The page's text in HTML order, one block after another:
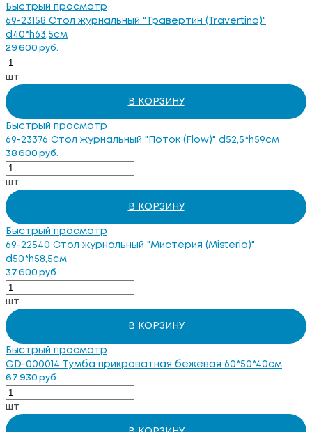
Быстрый просмотр
69-23158 Стол журнальный "Травертин (Travertino)"
d40*h63,5см
29 600 руб.
шт
В КОРЗИНУ
Быстрый просмотр
69-23376 Стол журнальный "Поток (Flow)" d52,5*h59см
38 600 руб.
шт
В КОРЗИНУ
Быстрый просмотр
69-22540 Стол журнальный "Мистерия (Misterio)"
d50*h58,5см
37 600 руб.
шт
В КОРЗИНУ
Быстрый просмотр
GD-000014 Тумба прикроватная бежевая 60*50*40см
67 930 руб.
шт